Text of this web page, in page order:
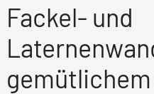
Fackel- und